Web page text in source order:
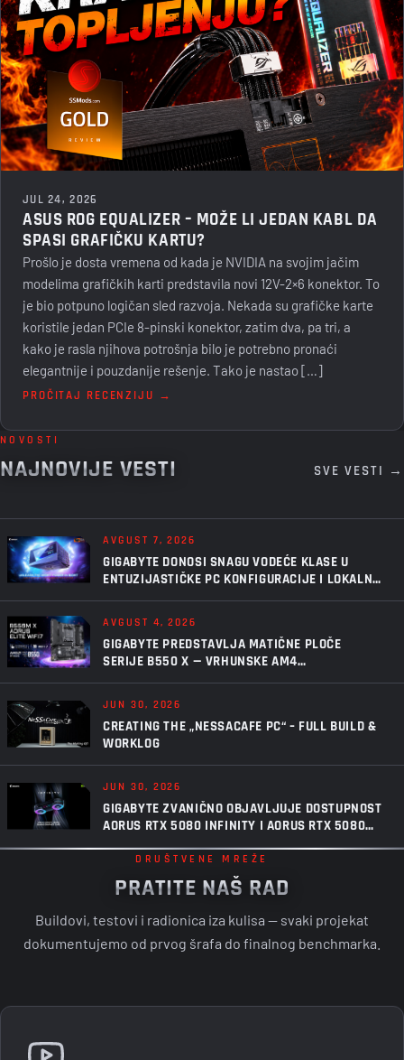
JUL 24, 2026
ASUS ROG EQUALIZER – MOŽE LI JEDAN KABL DA
SPASI GRAFIČKU KARTU?
Prošlo je dosta vremena od kada je NVIDIA na svojim jačim
modelima grafičkih karti predstavila novi 12V-2×6 konektor. To
je bio potpuno logičan sled razvoja. Nekada su grafičke karte
koristile jedan PCIe 8-pinski konektor, zatim dva, pa tri, a
kako je rasla njihova potrošnja bilo je potrebno pronaći
elegantnije i pouzdanije rešenje. Tako je nastao […]
PROČITAJ RECENZIJU →
NOVOSTI
NAJNOVIJE VESTI SVE VESTI →
AVGUST 7, 2026
GIGABYTE DONOSI SNAGU VODEĆE KLASE U
ENTUZIJASTIČKE PC KONFIGURACIJE I LOKALNU
VEŠTAČKU INTELIGENCIJU UZ AORUS P1600W
AVGUST 4, 2026
GIGABYTE PREDSTAVLJA MATIČNE PLOČE
SERIJE B550 X — VRHUNSKE AM4
PERFORMANSE, U NOVOM IZDANJU
JUN 30, 2026
CREATING THE „NESSACAFE PC“ – FULL BUILD &
WORKLOG
JUN 30, 2026
GIGABYTE ZVANIČNO OBJAVLJUJE DOSTUPNOST
AORUS RTX 5080 INFINITY I AORUS RTX 5080
INFINITY WOOD GRAFIČKIH KARTICA
DRUŠTVENE MREŽE
PRATITE NAŠ RAD
Buildovi, testovi i radionica iza kulisa — svaki projekat
dokumentujemo od prvog šrafa do finalnog benchmarka.